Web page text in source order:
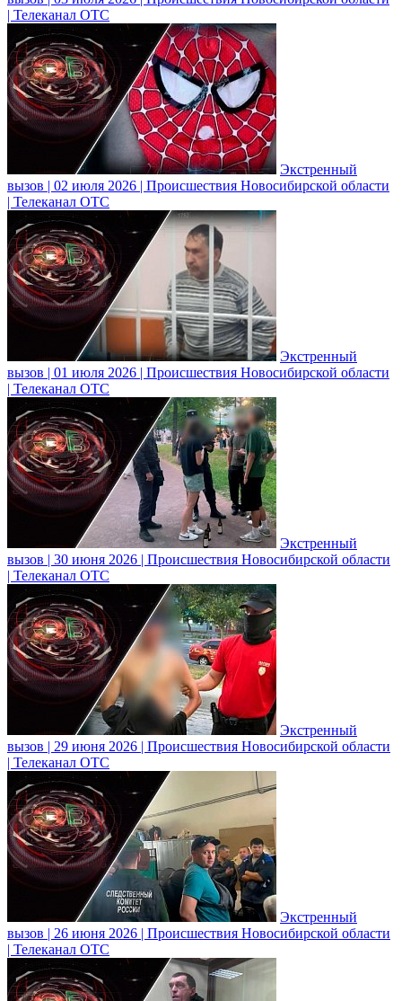
| Телеканал ОТС
Экстренный
вызов | 02 июля 2026 | Происшествия Новосибирской области
| Телеканал ОТС
Экстренный
вызов | 01 июля 2026 | Происшествия Новосибирской области
| Телеканал ОТС
Экстренный
вызов | 30 июня 2026 | Происшествия Новосибирской области
| Телеканал ОТС
Экстренный
вызов | 29 июня 2026 | Происшествия Новосибирской области
| Телеканал ОТС
Экстренный
вызов | 26 июня 2026 | Происшествия Новосибирской области
| Телеканал ОТС